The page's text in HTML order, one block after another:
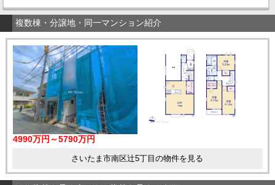
複数棟・分譲地・同一マンション紹介
4990万円～5790万円
さいたま市南区辻5丁目の物件を見る